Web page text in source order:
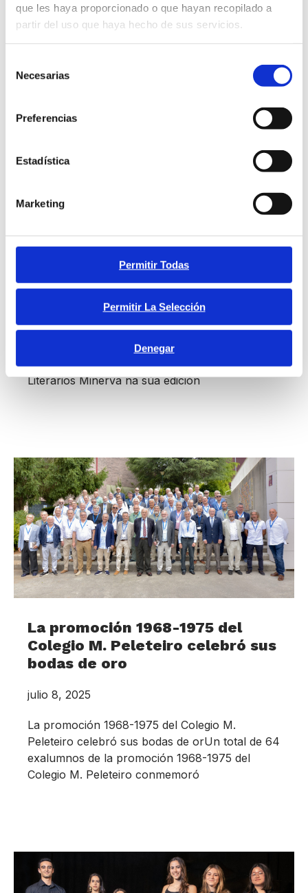
que les haya proporcionado o que hayan recopilado a
partir del uso que haya hecho de sus servicios.
Necesarias
Preferencias
Estadística
Marketing
Permitir Todas
Permitir La Selección
Denegar
O Colexio M. Peleteiro convoca a
edición número 54 dos Premios
Literarios Minerva
octubre 17, 2025
O Colexio M. Peleteiro vén de facer públicas na
páxina web (https://www.peleteiro.com) as
bases polas que se rexerán os Premios
Literarios Minerva na súa edición
La promoción 1968-1975 del
Colegio M. Peleteiro celebró sus
bodas de oro
julio 8, 2025
La promoción 1968-1975 del Colegio M.
Peleteiro celebró sus bodas de orUn total de 64
exalumnos de la promoción 1968-1975 del
Colegio M. Peleteiro conmemoró